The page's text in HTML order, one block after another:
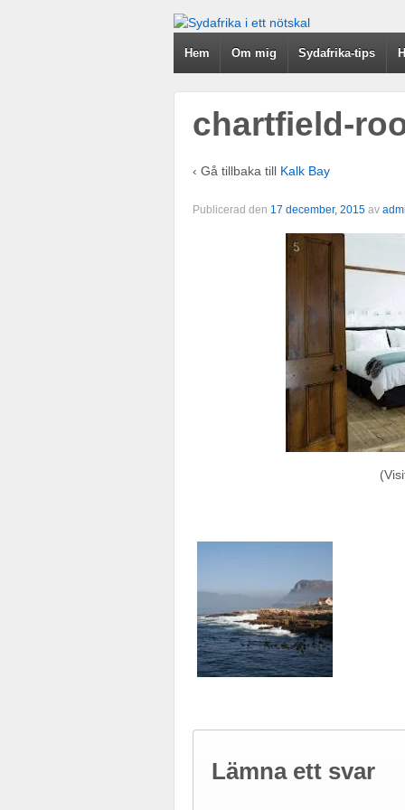
Hem Om mig Sydafrika-tips
chartfield-
‹ Gå tillbaka till Kalk Bay
Publicerad den 17 december, 2015 av
Lämna ett svar